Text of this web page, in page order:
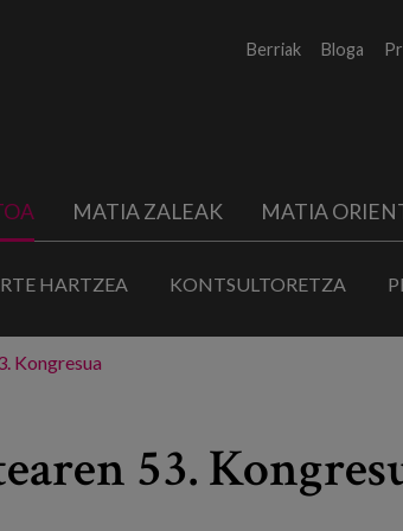
Berriak Bloga
MATIA ZALEAK MATIA
HARTZEA KONTSULTORETZA
Kongresua
53.